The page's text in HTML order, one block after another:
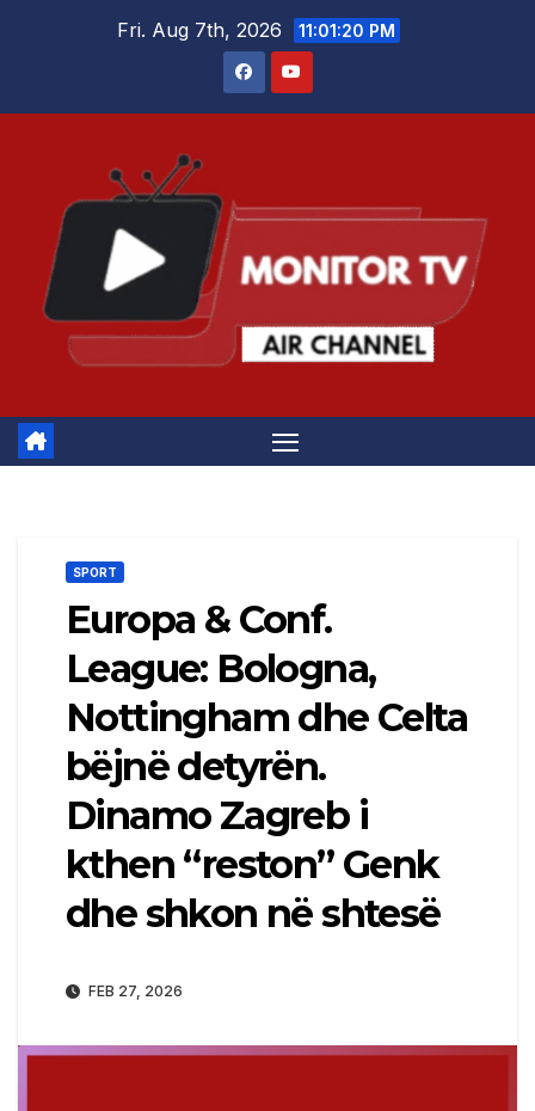
Fri. Aug 7th, 2026 11:01:20 PM
SPORT
Europa & Conf.
League: Bologna,
Nottingham dhe Celta
bëjnë detyrën.
Dinamo Zagreb i
kthen “reston” Genk
dhe shkon në shtesë
FEB 27, 2026